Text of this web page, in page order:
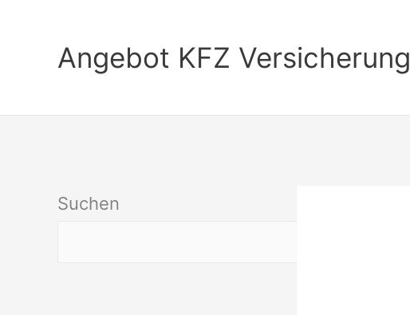
springenAngebot KFZ Versicherung
Suchen